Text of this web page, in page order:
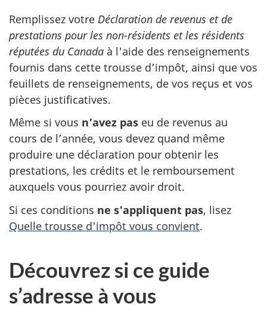
Remplissez votre Déclaration de revenus et de
prestations pour les non-résidents et les résidents
réputées du Canada à l'aide des renseignements
fournis dans cette trousse d’impôt, ainsi que vos
feuillets de renseignements, de vos reçus et vos
pièces justificatives.
Même si vous n’avez pas eu de revenus au
cours de l’année, vous devez quand même
produire une déclaration pour obtenir les
prestations, les crédits et le remboursement
auxquels vous pourriez avoir droit.
Si ces conditions ne s'appliquent pas, lisez
Quelle trousse d'impôt vous convient.
Découvrez si ce guide
s’adresse à vous